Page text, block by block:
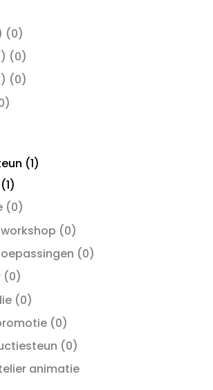
(0)
(0)
(0)
info on soort steun
(1)
(1)
(0)
(0)
(0)
(0)
(0)
(0)
(0)
animatie